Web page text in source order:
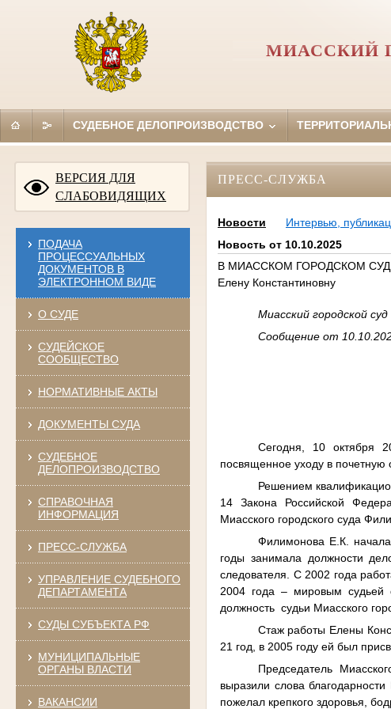
МИАССКИЙ
СУДЕБНОЕ ДЕЛОПРОИЗВОДСТВО
ВЕРСИЯ ДЛЯ
СЛАБОВИДЯЩИХ
ПОДАЧА
ПРОЦЕССУАЛЬНЫХ
ДОКУМЕНТОВ В
ЭЛЕКТРОННОМ ВИДЕ
О СУДЕ
СУДЕЙСКОЕ
СООБЩЕСТВО
НОРМАТИВНЫЕ АКТЫ
ДОКУМЕНТЫ СУДА
СУДЕБНОЕ
ДЕЛОПРОИЗВОДСТВО
СПРАВОЧНАЯ
ИНФОРМАЦИЯ
ПРЕСС-СЛУЖБА
УПРАВЛЕНИЕ СУДЕБНОГО
ДЕПАРТАМЕНТА
СУДЫ СУБЪЕКТА РФ
МУНИЦИПАЛЬНЫЕ
ОРГАНЫ ВЛАСТИ
ВАКАНСИИ
ПРЕСС-СЛУЖБА
Новости
Интервью,
Новость от 10.10.2025
В МИАССКОМ ГОРОДСКОМ
Елену Константиновну
Миасский городской суд
Сообщение от
Сегодня, 10 октября
посвященное уходу в почетную
Решением
14 Закона Российской
Миасского городского суда
Филимонова Е.К.
годы занимала должности
следователя. С 2002 года
2004 года – мировым судьей
должность судьи Миасского
Стаж работы Елены
21 год, в 2005 году ей был
Председатель
выразили слова
пожелал крепкого здоровья,